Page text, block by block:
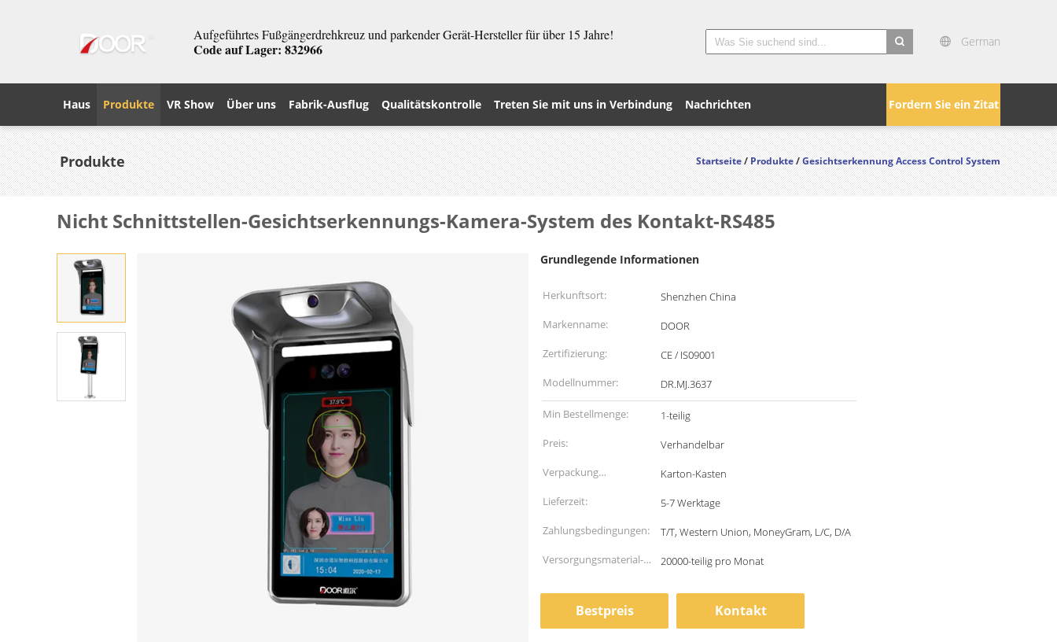
Aufgeführtes Fußgängerdrehkreuz und parkender Gerät-Hersteller für über 15 Jahre!
Code auf Lager: 832966 German
Fordern Sie ein Zitat
Haus Produkte VR Show Über uns Fabrik-Ausflug Qualitätskontrolle Treten Sie mit uns in Verbindung Nachrichten
Produkte Startseite/Produkte/Gesichtserkennung Access Control System
Nicht Schnittstellen-Gesichtserkennungs-Kamera-System des Kontakt-RS485
Grundlegende Informationen
Herkunftsort:
Shenzhen China
Markenname:
DOOR
Zertifizierung:
CE / IS09001
Modellnummer:
DR.MJ.3637
Min Bestellmenge:
1-teilig
Preis:
Verhandelbar
Verpackung
Informationen:
Karton-Kasten
Lieferzeit:
5-7 Werktage
Zahlungsbedingungen:
T/T, Western Union, MoneyGram, L/C, D/A
Versorgungsmaterial-
20000-teilig pro Monat
Bestpreis Kontakt